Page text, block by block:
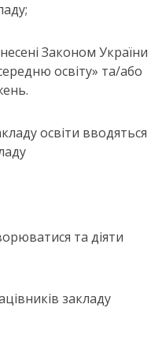
Законом України
освіту» та/або
освіти вводяться
та діяти
закладу